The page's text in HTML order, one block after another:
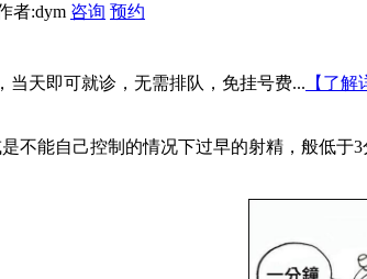
者:dym 咨询 预约
当天即可就诊，无需排队，免挂号费... 【了解
能自己控制的情况下过早的射精，般低于